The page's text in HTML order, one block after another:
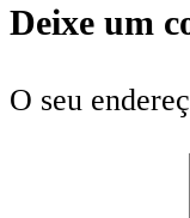
Deixe um
O seu